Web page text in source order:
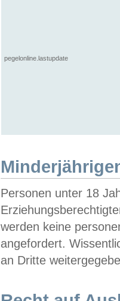
pegelonline.lastupdate
Personen unter 18
werden keine
angefordert.
an Dritte